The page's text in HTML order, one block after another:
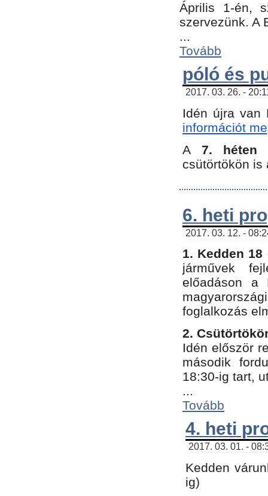
Április 1-én,
szervezünk. A
...
Tovább
póló és
2017. 03. 26. -
Idén újra van
információt
A 7. héten
csütörtökön is
6. heti
2017. 03. 12. -
1. Kedden 18
járművek
előadáson a
foglalkozás
2.
Idén először
második
18:30-ig tart,
...
Tovább
4. heti
2017. 03. 01. -
Kedden
ig)